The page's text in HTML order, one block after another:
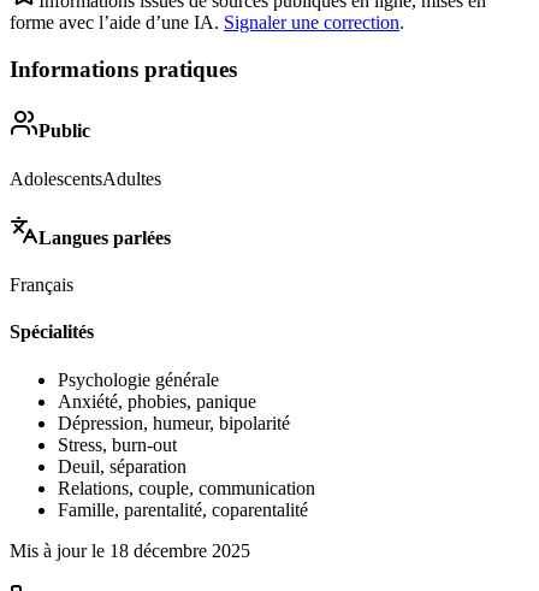
forme avec l’aide d’une IA. Signaler une correction.
Informations pratiques
Public
AdolescentsAdultes
Langues parlées
Français
Spécialités
Psychologie générale
Anxiété, phobies, panique
Dépression, humeur, bipolarité
Stress, burn-out
Deuil, séparation
Relations, couple, communication
Famille, parentalité, coparentalité
Mis à jour le 18 décembre 2025